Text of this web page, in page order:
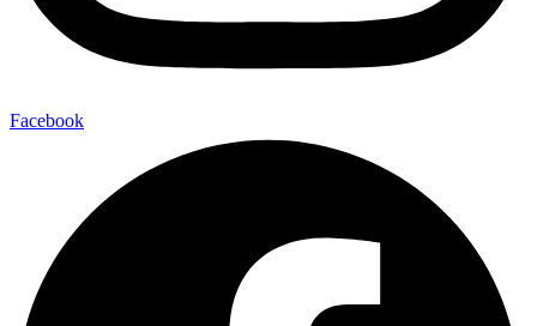
Facebook